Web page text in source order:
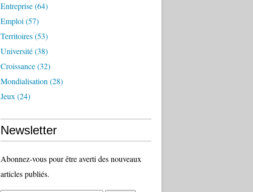
Entreprise(64)
Emploi (57)
Territoires(53)
Université(38)
Croissance(32)
Mondialisation (28)
Jeux (24)
Newsletter
Abonnez-vous pour être averti des nouveaux
articles publiés.